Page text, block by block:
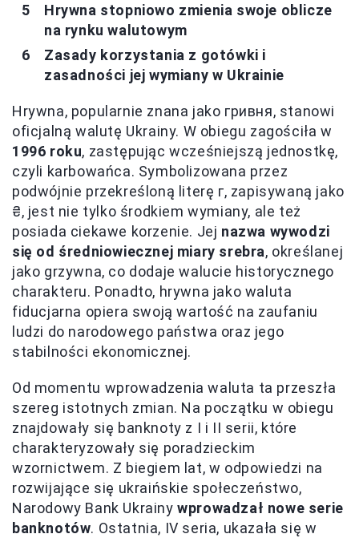
Hrywna stopniowo zmienia swoje oblicze
na rynku walutowym
Zasady korzystania z gotówki i
zasadności jej wymiany w Ukrainie
Hrywna, popularnie znana jako гривня, stanowi
oficjalną walutę Ukrainy. W obiegu zagościła w
1996 roku, zastępując wcześniejszą jednostkę,
czyli karbowańca. Symbolizowana przez
podwójnie przekreśloną literę г, zapisywaną jako
₴, jest nie tylko środkiem wymiany, ale też
posiada ciekawe korzenie. Jej nazwa wywodzi
się od średniowiecznej miary srebra, określanej
jako grzywna, co dodaje walucie historycznego
charakteru. Ponadto, hrywna jako waluta
fiducjarna opiera swoją wartość na zaufaniu
ludzi do narodowego państwa oraz jego
stabilności ekonomicznej.
Od momentu wprowadzenia waluta ta przeszła
szereg istotnych zmian. Na początku w obiegu
znajdowały się banknoty z I i II serii, które
charakteryzowały się poradzieckim
wzornictwem. Z biegiem lat, w odpowiedzi na
rozwijające się ukraińskie społeczeństwo,
Narodowy Bank Ukrainywprowadzał nowe serie
banknotów. Ostatnia, IV seria, ukazała się w